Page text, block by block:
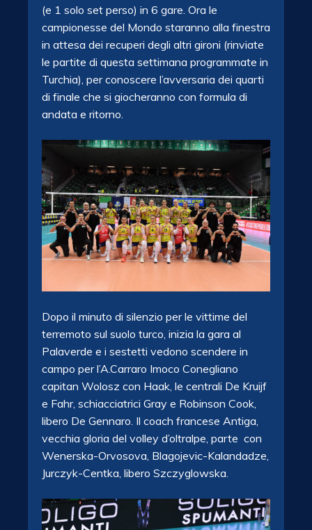
(e 1 solo set perso) in 6 gare. Ora le
campionesse del Mondo staranno alla finestra
in attesa dei recuperi degli altri gironi (rinviate
le partite di questa settimana programmate in
Turchia), per conoscere l’avversaria dei quarti
di finale che si giocheranno con formula di
andata e ritorno.
Dopo il minuto di silenzio per le vittime del
terremoto sul suolo turco, inizia la gara al
Palaverde e i sestetti vedono scendere in
campo per l’A.Carraro Imoco Conegliano
capitan Wolosz con Haak, le centrali De Kruijf
e Fahr, schiacciatrici Gray e Robinson Cook,
libero De Gennaro. Il coach francese Antiga,
vecchia gloria del volley d’oltralpe, parte con
Wenerska-Orvosova, Blagojevic-Kalandadze,
Jurczyk-Centka, libero Szczyglowska.